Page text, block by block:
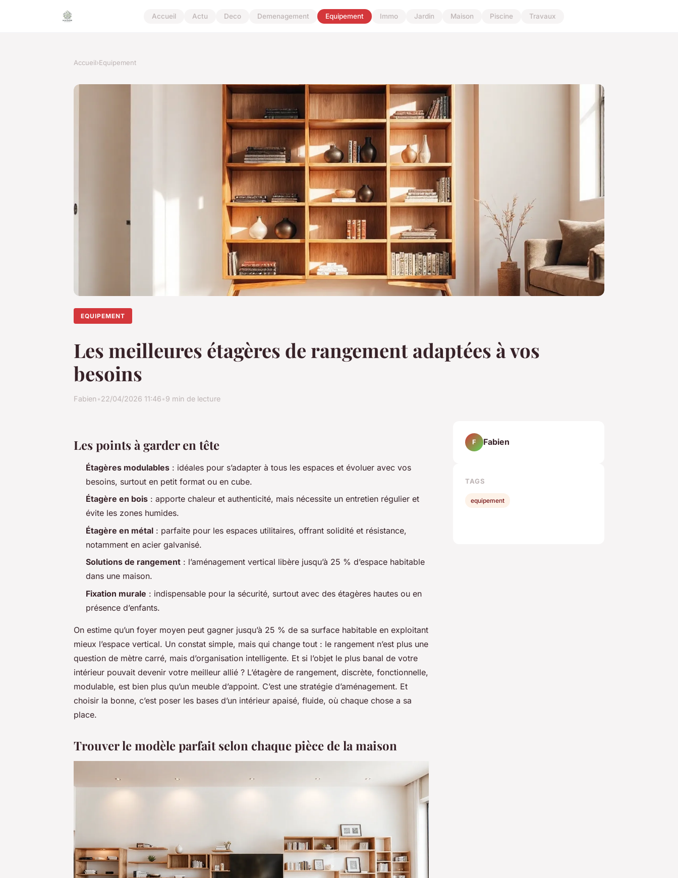
Accueil Actu Deco Demenagement Equipement Immo Jardin Maison Piscine Travaux
Accueil›Equipement
EQUIPEMENT
Les meilleures étagères de rangement adaptées à vos
besoins
Fabien•22/04/2026 11:46•9 min de lecture
Les points à garder en tête
Étagères modulables : idéales pour s’adapter à tous les espaces et évoluer avec vos
besoins, surtout en petit format ou en cube.
Étagère en bois : apporte chaleur et authenticité, mais nécessite un entretien régulier et
évite les zones humides.
Étagère en métal : parfaite pour les espaces utilitaires, offrant solidité et résistance,
notamment en acier galvanisé.
Solutions de rangement : l’aménagement vertical libère jusqu’à 25 % d’espace habitable
dans une maison.
Fixation murale : indispensable pour la sécurité, surtout avec des étagères hautes ou en
présence d’enfants.
On estime qu’un foyer moyen peut gagner jusqu’à 25 % de sa surface habitable en exploitant
mieux l’espace vertical. Un constat simple, mais qui change tout : le rangement n’est plus une
question de mètre carré, mais d’organisation intelligente. Et si l’objet le plus banal de votre
intérieur pouvait devenir votre meilleur allié ? L’étagère de rangement, discrète, fonctionnelle,
modulable, est bien plus qu’un meuble d’appoint. C’est une stratégie d’aménagement. Et
choisir la bonne, c’est poser les bases d’un intérieur apaisé, fluide, où chaque chose a sa
place.
Trouver le modèle parfait selon chaque pièce de la maison
F Fabien
TAGS
equipement